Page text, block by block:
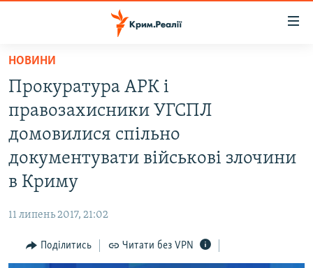
Перейти
основного
матеріалу
Перейти
до
основної
навігації
Перейти
до
ВОДА.КРИМ
ВІДЕО ТА ФОТО
БЛОГИ
ВСЕ ЗА ДЕНЬ
НОВИНИ
Прокуратура АРК і
правозахисники УГСПЛ
домовилися спільно
документувати військові злочини
в Криму
11 липень 2017, 21:02
Поділитись Читати без VPN